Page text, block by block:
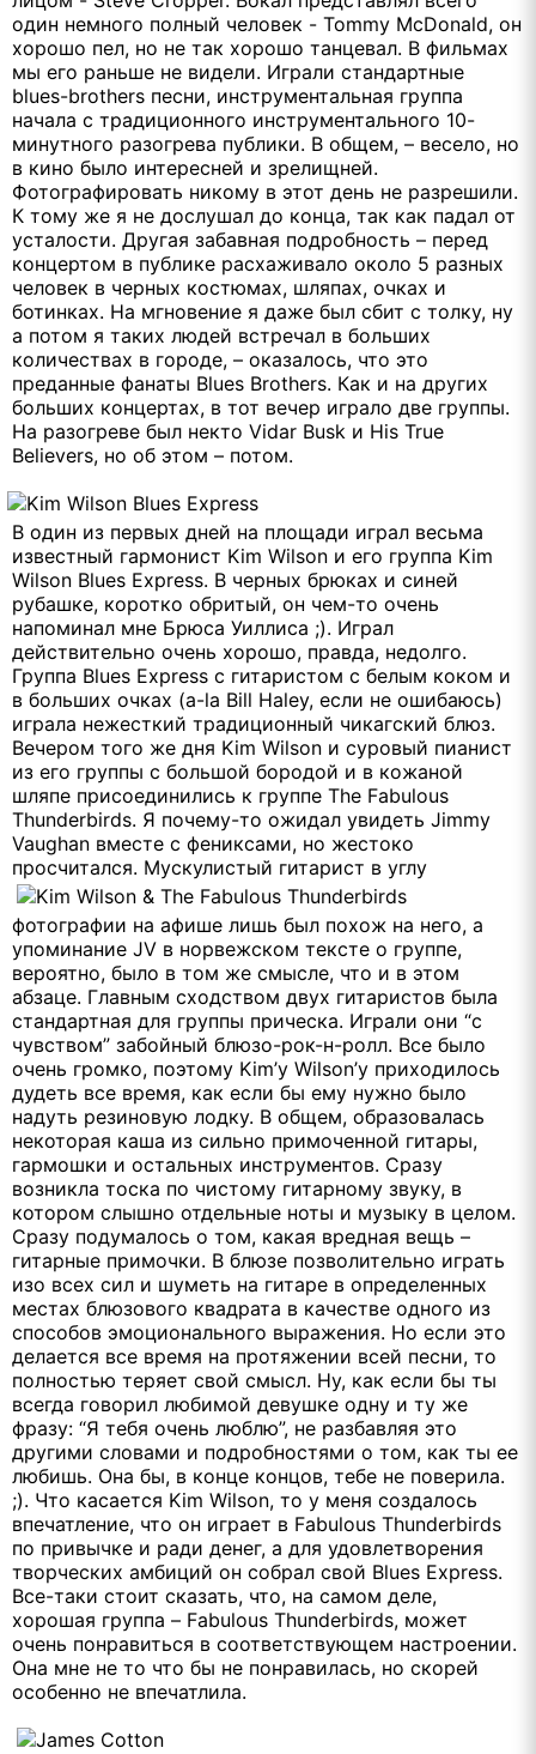
один немного полный человек - Tommy McDonald, он
хорошо пел, но не так хорошо танцевал. В фильмах
мы его раньше не видели. Играли стандартные
blues-brothers песни, инструментальная группа
начала с традиционного инструментального 10-
минутного разогрева публики. В общем, – весело, но
в кино было интересней и зрелищней.
Фотографировать никому в этот день не разрешили.
К тому же я не дослушал до конца, так как падал от
усталости. Другая забавная подробность – перед
концертом в публике расхаживало около 5 разных
человек в черных костюмах, шляпах, очках и
ботинках. На мгновение я даже был сбит с толку, ну
а потом я таких людей встречал в больших
количествах в городе, – оказалось, что это
преданные фанаты Blues Brothers. Как и на других
больших концертах, в тот вечер играло две группы.
На разогреве был некто Vidar Busk и His True
Believers, но об этом – потом.
В один из первых дней на площади играл весьма
известный гармонист Kim Wilson и его группа Kim
Wilson Blues Express. В черных брюках и синей
рубашке, коротко обритый, он чем-то очень
напоминал мне Брюса Уиллиса ;). Играл
действительно очень хорошо, правда, недолго.
Группа Blues Express с гитаристом с белым коком и
в больших очках (a-la Bill Haley, если не ошибаюсь)
играла нежесткий традиционный чикагский блюз.
Вечером того же дня Kim Wilson и суровый пианист
из его группы с большой бородой и в кожаной
шляпе присоединились к группе The Fabulous
Thunderbirds. Я почему-то ожидал увидеть Jimmy
Vaughan вместе с фениксами, но жестоко
просчитался. Мускулистый гитарист в углу
фотографии на афише лишь был похож на него, а
упоминание JV в норвежском тексте о группе,
вероятно, было в том же смысле, что и в этом
абзаце. Главным сходством двух гитаристов была
стандартная для группы прическа. Играли они “с
чувством” забойный блюзо-рок-н-ролл. Все было
очень громко, поэтому Kim’у Wilson’у приходилось
дудеть все время, как если бы ему нужно было
надуть резиновую лодку. В общем, образовалась
некоторая каша из сильно примоченной гитары,
гармошки и остальных инструментов. Сразу
возникла тоска по чистому гитарному звуку, в
котором слышно отдельные ноты и музыку в целом.
Сразу подумалось о том, какая вредная вещь –
гитарные примочки. В блюзе позволительно играть
изо всех сил и шуметь на гитаре в определенных
местах блюзового квадрата в качестве одного из
способов эмоционального выражения. Но если это
делается все время на протяжении всей песни, то
полностью теряет свой смысл. Ну, как если бы ты
всегда говорил любимой девушке одну и ту же
фразу: “Я тебя очень люблю”, не разбавляя это
другими словами и подробностями о том, как ты ее
любишь. Она бы, в конце концов, тебе не поверила.
;). Что касается Kim Wilson, то у меня создалось
впечатление, что он играет в Fabulous Thunderbirds
по привычке и ради денег, а для удовлетворения
творческих амбиций он собрал свой Blues Express.
Все-таки стоит сказать, что, на самом деле,
хорошая группа – Fabulous Thunderbirds, может
очень понравиться в соответствующем настроении.
Она мне не то что бы не понравилась, но скорей
особенно не впечатлила.